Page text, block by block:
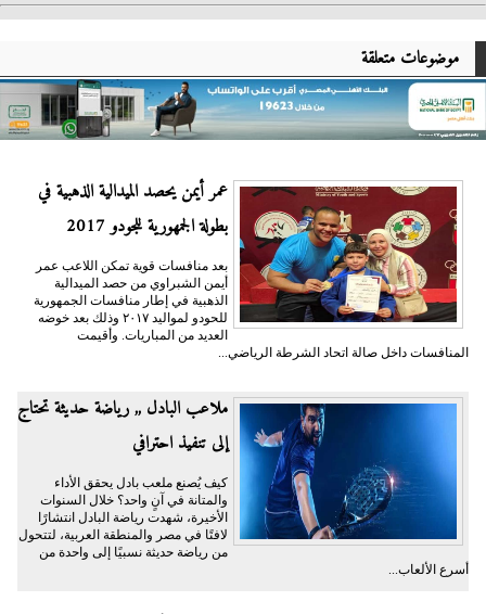
موضوعات متعلقة
عمر أيمن يحصد الميدالية الذهبية في
بطولة الجمهورية للجودو 2017
بعد منافسات قوية تمكن اللاعب عمر
أيمن الشبراوي من حصد الميدالية
الذهبية في إطار منافسات الجمهورية
للحودو لمواليد ٢٠١٧ وذلك بعد خوضه
العديد من المباريات. وأقيمت
المنافسات داخل صالة اتحاد الشرطة الرياضي...
ملاعب البادل ,, رياضة حديثة تحتاج
إلى تنفيذ احترافي
كيف يُصنع ملعب بادل يحقق الأداء
والمتانة في آنٍ واحد؟ خلال السنوات
الأخيرة، شهدت رياضة البادل انتشارًا
لافتًا في مصر والمنطقة العربية، لتتحول
من رياضة حديثة نسبيًا إلى واحدة من
أسرع الألعاب...